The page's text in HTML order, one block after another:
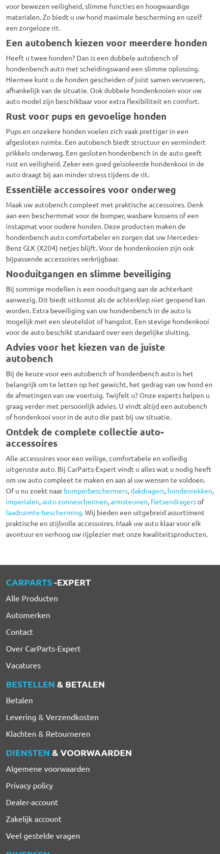
voor bewezen veiligheid, slimme functies en hoogwaardige
materialen. Zo biedt u uw hond maximale bescherming en uzelf
een zorgeloze rit.
Een autobench kiezen voor meerdere honden
Heeft u twee honden? Dan is een dubbele autobench of
hondenbench auto met scheidingswand een slimme oplossing.
Hiermee kunt u de honden gescheiden of juist samen vervoeren,
afhankelijk van de situatie. Ook dubbele hondenkooien voor uw
auto model zijn beschikbaar voor extra flexibiliteit en comfort.
Rust voor pups en gevoelige honden
Pups en onzekere honden voelen zich vaak prettiger in een
afgesloten ruimte. Een autobench biedt structuur en vermindert
prikkels onderweg. Een gesloten hondenbench in de auto geeft
rust en veiligheid. Zeker een goed geïsoleerde hondenkooi in de
auto draagt bij aan minder stress tijdens de rit.
Essentiële accessoires voor onderweg
Maak uw autobench compleet met praktische accessoires. Denk
aan een beschermmat voor de bumper, wasbare kussens of een
instapmat voor oudere honden. Deze producten maken de
hondenbench auto comfortabeler en zorgen dat uw Mercedes-
Benz GLK (X204) netjes blijft. Voor de hondenkooien zijn ook
bijpassende accessoires verkrijgbaar.
Nooduitgangen en slimme beveiliging
Bij sommige modellen is een nooduitgang aan de achterkant
aanwezig. Dit biedt uitkomst als de achterklep niet geopend kan
worden. Extra beveiliging van uw hondenbench in de auto is
mogelijk met een sleutelslot of hangslot. Een stevige hondenkooi
voor de auto beschikt standaard over een degelijke sluiting.
Advies voor het kiezen van de juiste
autobench
Bij de keuze voor een autobench of hondenbench auto is het
belangrijk om te letten op het gewicht, het gedrag van uw hond en
de afmetingen van uw voertuig. Twijfelt u? Onze experts helpen u
graag verder met persoonlijk advies. U vindt altijd een autobench
of hondenkooi voor in de auto die past bij uw situatie.
Ontdek de complete collectie auto-
accessoires
Alle accessoires voor een veilige, comfortabele en volledig
uitgeruste auto. Bij CarParts-Expert vindt u alles wat u nodig heeft
om uw auto compleet te maken en aan al uw wensen te voldoen.
Of u nu zoekt naarbumperbeschermers,dakdragers, hondenrekken,
imperialen,auto zonneschermen,armsteunen, fietsendragersof
laadruimte-bescherming. Wij bieden een uitgebreid assortiment
praktische en stijlvolle accessoires. Maak uw auto klaar voor elk
avontuur en verhoog uw rijplezier met onze kwaliteitsproducten.
CARPARTS-EXPERT
Alle Producten
Automerken
Contact
Over CarParts-Expert
Vacatures
BESTELLEN & BETALEN
Betalen
Levering & Verzendkosten
Klachten & Retourneren
DIENSTEN & VOORWAARDEN
Algemene voorwaarden
Privacy policy
Dealer-account
Zakelijk account
Veel gestelde vragen